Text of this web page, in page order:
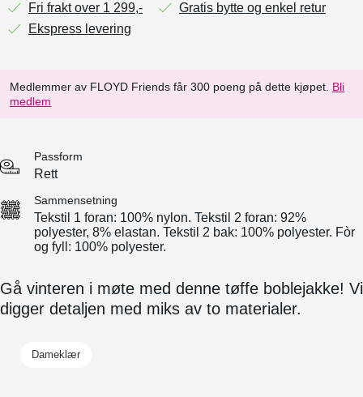
Fri frakt over 1 299,-
Gratis bytte og enkel retur
Ekspress levering
Medlemmer av FLOYD Friends får 300 poeng på dette kjøpet. Bli
medlem
Passform
Rett
Sammensetning
Tekstil 1 foran: 100% nylon. Tekstil 2 foran: 92%
polyester, 8% elastan. Tekstil 2 bak: 100% polyester. Fòr
og fyll: 100% polyester.
Gå vinteren i møte med denne tøffe boblejakke! Vi
digger detaljen med miks av to materialer.
Dameklær